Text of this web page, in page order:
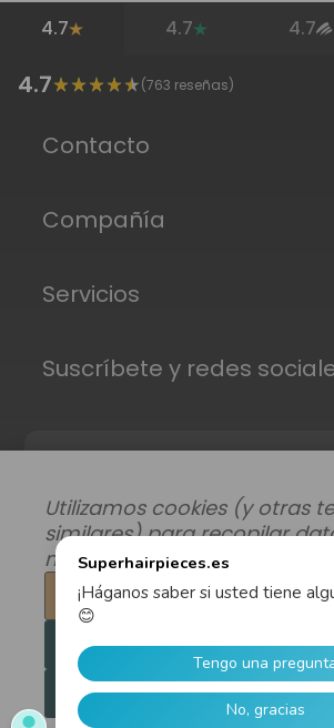
4.7 4.7 4.7
4.7 (763 reseñas)
Contacto
Compañía
Servicios
Suscríbete y redes
© 2026
Envíos, Devoluciones y Garantía |
Términos y condiciones
Utilizamos cookies (y otras
similares) para recopilar
mejorar su experiencia de
Configuración
Rechazar todo
Aceptar todas las